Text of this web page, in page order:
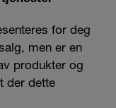
for deg
men er en
produkter og
der dette